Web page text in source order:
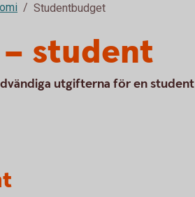
Studentbudget
student
utgifterna för en student